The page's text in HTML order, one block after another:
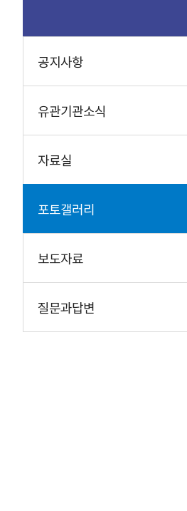
공지사항
유관기관소식
자료실
포토갤러리
보도자료
질문과답변